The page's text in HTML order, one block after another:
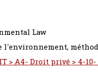
Law
l'environnement,
> A4- Droit privé > 4-